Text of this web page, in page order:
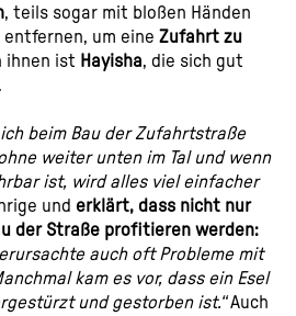
, teils sogar mit bloßen Händen
um eine Zufahrt zu
ihnen ist Hayisha, die sich gut
beim Bau der Zufahrtstraße
weiter unten im Tal und wenn
ist, wird alles viel einfacher
und erklärt, dass nicht nur
der Straße profitieren werden:
auch oft Probleme mit
kam es vor, dass ein Esel
und gestorben ist.“Auch